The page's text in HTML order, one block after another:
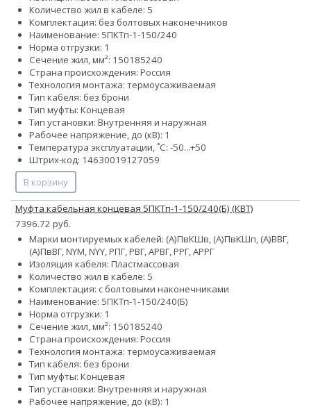
Количество жил в кабеле: 5
Комплектация: без болтовых наконечников
Наименование: 5ПКТп-1-150/240
Норма отгрузки: 1
Сечение жил, мм²: 150185240
Страна происхождения: Россия
Технология монтажа: термоусаживаемая
Тип кабеля: без брони
Тип муфты: Концевая
Тип установки: Внутренняя и наружная
Рабочее напряжение, до (кВ): 1
Температура эксплуатации, ˚С: -50...+50
Штрих-код: 14630019127059
В корзину
Муфта кабельная концевая 5ПКТп-1-150/240(Б) (КВТ)
7396.72 руб.
Марки монтируемых кабелей: (А)ПвКШв, (А)ПвКШп, (А)ВВГ,
(А)ПвВГ, NYM, NYY, РПГ, РВГ, АРВГ, РРГ, АРРГ
Изоляция кабеля: Пластмассовая
Количество жил в кабеле: 5
Комплектация: с болтовыми наконечниками
Наименование: 5ПКТп-1-150/240(Б)
Норма отгрузки: 1
Сечение жил, мм²: 150185240
Страна происхождения: Россия
Технология монтажа: термоусаживаемая
Тип кабеля: без брони
Тип муфты: Концевая
Тип установки: Внутренняя и наружная
Рабочее напряжение, до (кВ): 1